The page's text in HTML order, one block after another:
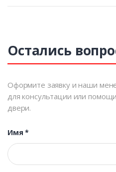
Остались
Оформите заявку и наши
для консультации или
двери.
Имя*